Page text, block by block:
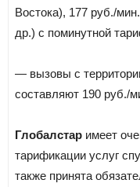
Востока), 177 руб./
др.) с поминутной
— вызовы с
составляют 190 руб./
Глобалстар имеет
тарификации услуг
также принята